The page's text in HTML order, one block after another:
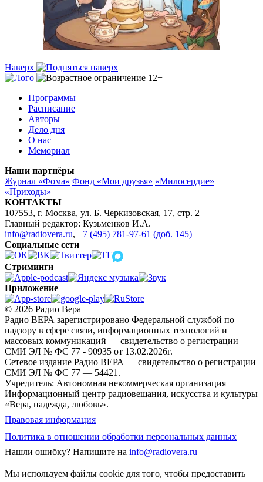
Наверх
Программы
Расписание
Авторы
Дело дня
О нас
Мемориал
Наши партнёры
Журнал «Фома» Фонд «Мои друзья» «Милосердие»
«Приходы»
КОНТАКТЫ
107553, г. Москва, ул. Б. Черкизовская, 17, стр. 2
Главный редактор: Кузьменков И.А.
info@radiovera.ru, +7 (495) 781-97-61 (доб. 145)
Социальные сети
Стриминги
Приложение
© 2026 Радио Вера
Радио ВЕРА зарегистрировано Федеральной службой по
надзору в сфере связи, информационных технологий и
массовых коммуникаций — свидетельство о регистрации
СМИ ЭЛ № ФС 77 - 90935 от 13.02.2026г.
Сетевое издание Радио ВЕРА — свидетельство о регистрации
СМИ ЭЛ № ФС 77 — 54421.
Учредитель: Автономная некоммерческая организация
Информационный центр радиовещания, искусства и культуры
«Вера, надежда, любовь».
Правовая информация
Политика в отношении обработки персональных данных
Нашли ошибку? Напишите на info@radiovera.ru
Мы используем файлы cookie для того, чтобы предоставить